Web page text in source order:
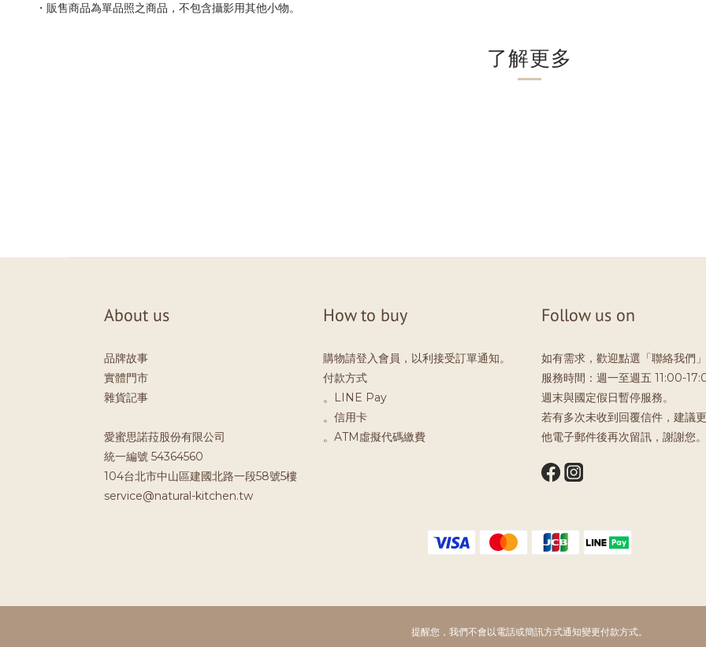
・販售商品為單品照之商品，不包含攝影用其他小物。
了解更多
About us
品牌故事
實體門市
雜貨記事
愛蜜思諾菈股份有限公司
統一編號 54364560
104台北市中山區建國北路一段58號5樓
service@natural-kitchen.tw
How to buy
購物請登入會員，以利接受訂單通知。
付款方式
。LINE Pay
。信用卡
。ATM虛擬代碼繳費
Follow us on
如有需求，歡迎點選「聯絡我們
服務時間：週一至週五 11:00-
週末與國定假日暫停服務。
若有多次未收到回覆信件，建議
他電子郵件後再次留訊，謝謝您。
提醒您，我們不會以電話或簡訊方式通知變更付款方式。